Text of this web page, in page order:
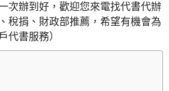
次辦到好，歡迎您來電找代書代辦
稅捐、財政部推薦，希望有機會為
代書服務）